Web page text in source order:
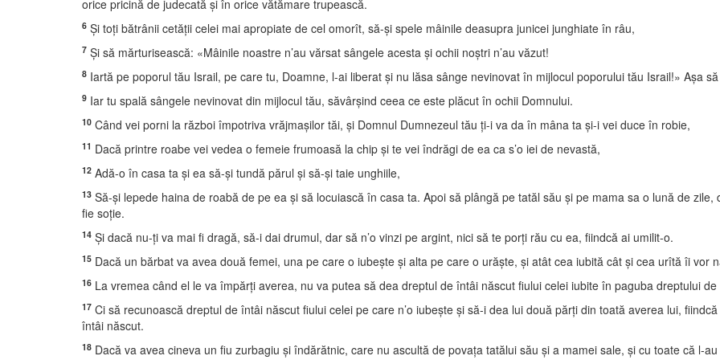
orice pricină de judecată şi în orice vătămare trupească.
6 Şi toţi bătrânii cetăţii celei mai apropiate de cel omorît, să-şi spele mâinile deasupra junicei junghiate în râu,
7 Şi să mărturisească: «Mâinile noastre n’au vărsat sângele acesta şi ochii noştri n’au văzut!
8 Iartă pe poporul tău Israil, pe care tu, Doamne, l-ai liberat şi nu lăsa sânge nevinovat în mijlocul poporului tău Israil!» Aşa
9 Iar tu spală sângele nevinovat din mijlocul tău, săvârşind ceea ce este plăcut în ochii Domnului.
10 Când vei porni la război împotriva vrăjmaşilor tăi, şi Domnul Dumnezeul tău ţi-i va da în mâna ta şi-i vei duce în robie,
11 Dacă printre roabe vei vedea o femeie frumoasă la chip şi te vei îndrăgi de ea ca s’o iei de nevastă,
12 Adă-o în casa ta şi ea să-şi tundă părul şi să-şi taie unghiile,
13 Să-şi lepede haina de roabă de pe ea şi să locuiască în casa ta. Apoi să plângă pe tatăl său şi pe mama sa o lună de
fie soţie.
14 Şi dacă nu-ţi va mai fi dragă, să-i dai drumul, dar să n’o vinzi pe argint, nici să te porţi rău cu ea, fiindcă ai umilit-o.
15 Dacă un bărbat va avea două femei, una pe care o iubeşte şi alta pe care o urăşte, şi atât cea iubită cât şi cea urîtă îi vor
16 La vremea când el le va împărţi averea, nu va putea să dea dreptul de întâi născut fiului celei iubite în paguba dreptului
17 Ci să recunoască dreptul de întâi născut fiului celei pe care n’o iubeşte şi să-i dea lui două părţi din toată averea lui,
întâi născut.
18 Dacă va avea cineva un fiu zurbagiu şi îndărătnic, care nu ascultă de povaţa tatălui său şi a mamei sale, şi cu toate că l-